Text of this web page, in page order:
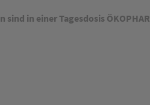
in einer Tagesdosis